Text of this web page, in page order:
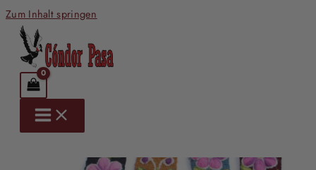
Zum Inhalt springen